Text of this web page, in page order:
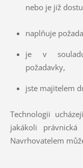
nebo je již
naplňuje
je v
požadavky,
jste majitelem
Technologii
jakákoli
Navrhovatelem